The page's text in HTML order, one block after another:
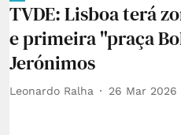
TVDE: Lisboa terá
e primeira "praça
Jerónimos
Leonardo Ralha 26 Mar 2026